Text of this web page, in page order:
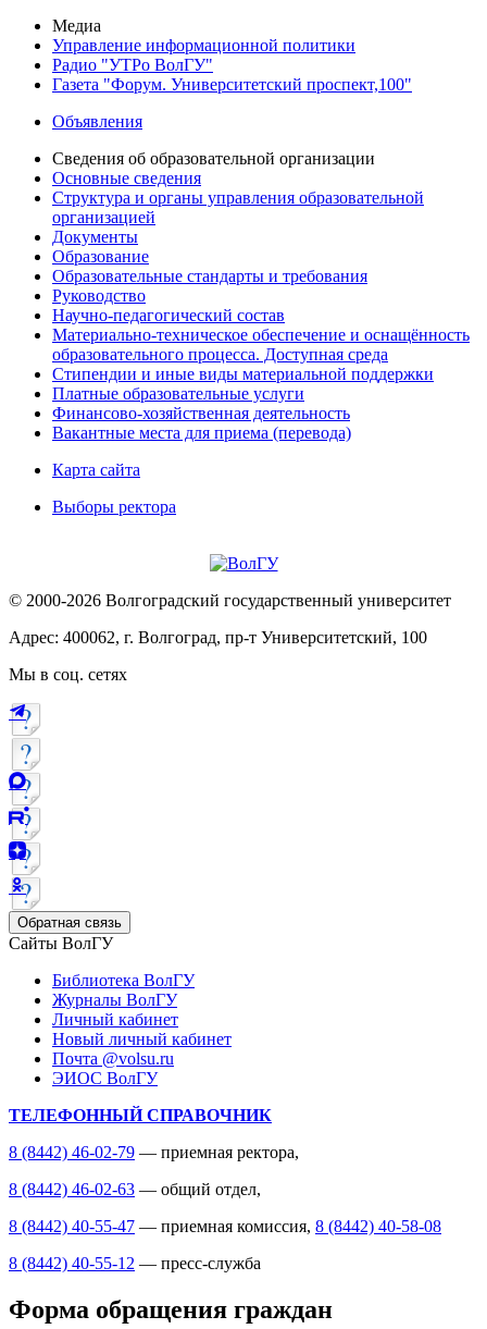
Медиа
Управление информационной политики
Радио "УТРо ВолГУ"
Газета "Форум. Университетский проспект,100"
Объявления
Сведения об образовательной организации
Основные сведения
Структура и органы управления образовательной
организацией
Документы
Образование
Образовательные стандарты и требования
Руководство
Научно-педагогический состав
Материально-техническое обеспечение и оснащённость
образовательного процесса. Доступная среда
Стипендии и иные виды материальной поддержки
Платные образовательные услуги
Финансово-хозяйственная деятельность
Вакантные места для приема (перевода)
Карта сайта
Выборы ректора
© 2000-2026 Волгоградский государственный университет
Адрес: 400062, г. Волгоград, пр-т Университетский, 100
Мы в соц. сетях
Обратная связь
Сайты ВолГУ
Библиотека ВолГУ
Журналы ВолГУ
Личный кабинет
Новый личный кабинет
Почта @volsu.ru
ЭИОС ВолГУ
ТЕЛЕФОННЫЙ СПРАВОЧНИК
8 (8442) 46-02-79 — приемная ректора,
8 (8442) 46-02-63 — общий отдел,
8 (8442) 40-55-47 — приемная комиссия, 8 (8442) 40-58-08
8 (8442) 40-55-12 — пресс-служба
Форма обращения граждан